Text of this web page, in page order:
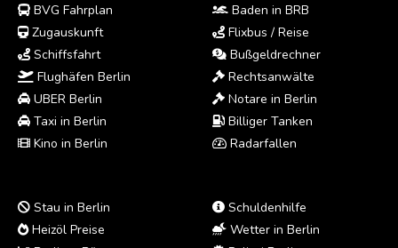
BVG Fahrplan
Zugauskunft
Schiffsfahrt
Flughäfen Berlin
UBER Berlin
Taxi in Berlin
Kino in Berlin
Baden in BRB
Flixbus / Reise
Bußgeldrechner
Rechtsanwälte
Notare in Berlin
Billiger Tanken
Radarfallen
Stau in Berlin
Heizöl Preise
Schuldenhilfe
Wetter in Berlin